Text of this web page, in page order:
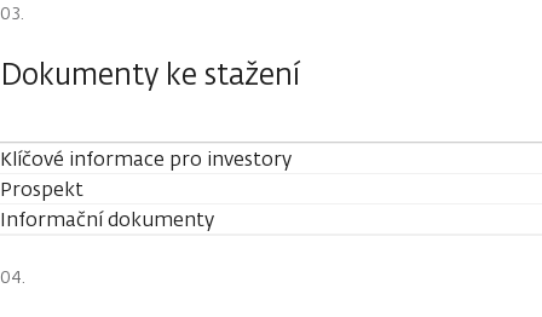
Dokumenty ke stažení
Klíčové informace pro investory
Prospekt
Informační dokumenty